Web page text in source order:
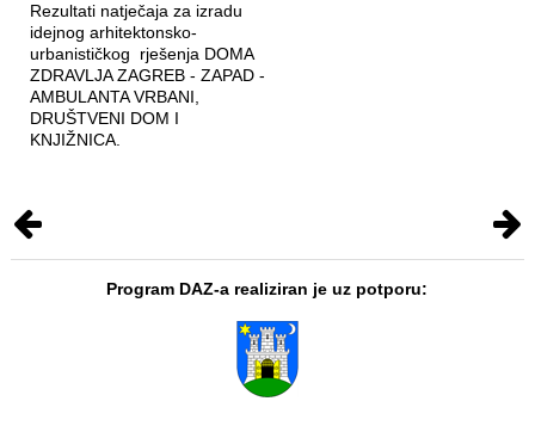
Rezultati natječaja za izradu
idejnog arhitektonsko-
urbanističkog rješenja DOMA
ZDRAVLJA ZAGREB - ZAPAD -
AMBULANTA VRBANI,
DRUŠTVENI DOM I
KNJIŽNICA.
Program DAZ-a realiziran je uz potporu: